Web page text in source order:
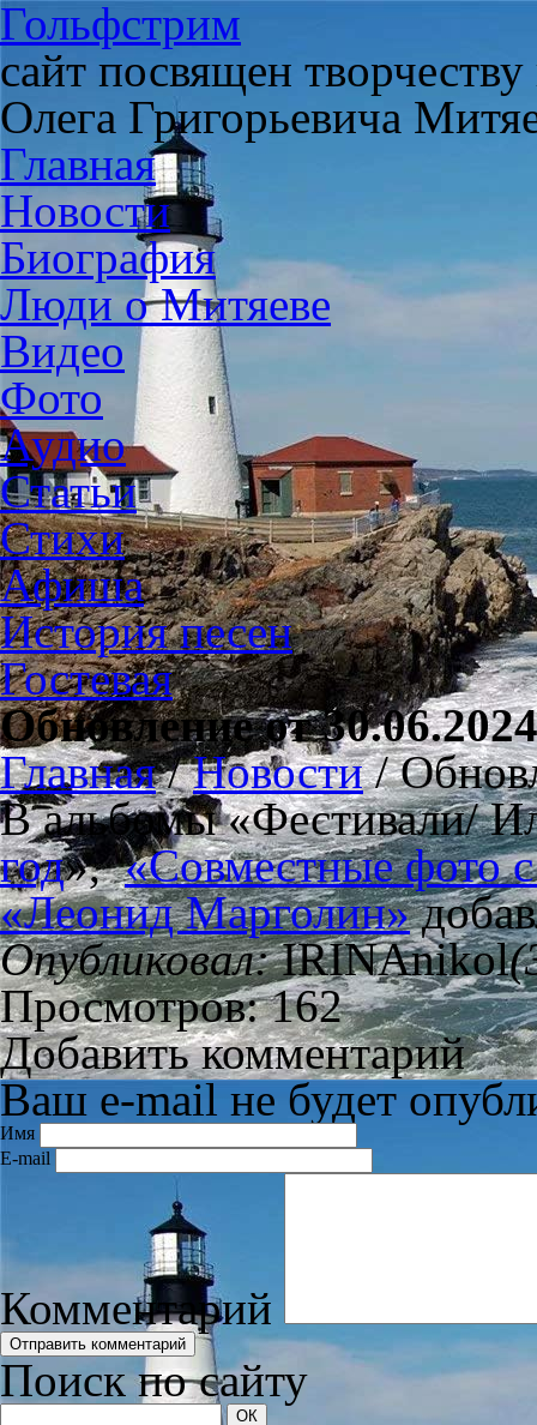
Гольфстрим
сайт посвящен
Олега Григорьевича
Главная
Новости
Биография
Люди о Митяеве
Видео
Фото
Аудио
Статьи
Стихи
Афиша
История песен
Гостевая
Обновление от 30.06.2024
Главная/Новости/
В альбомы «Фестивали/
год»,«Совместные фото
«Леонид Марголин»
Опубликовал:IRINAnikol
Просмотров: 162
Добавить комментарий
Ваш e-mail не будет
Имя
E-mail
Комментарий
Поиск по сайту